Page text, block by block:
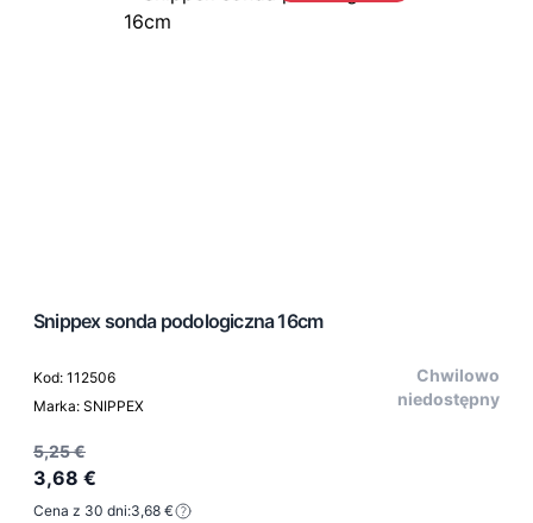
Snippex sonda podologiczna 16cm
Kod: 112506
Marka: SNIPPEX
Chwilowo
niedostępny
5,25 €
3,68 €
Cena z 30 dni:3,68 €